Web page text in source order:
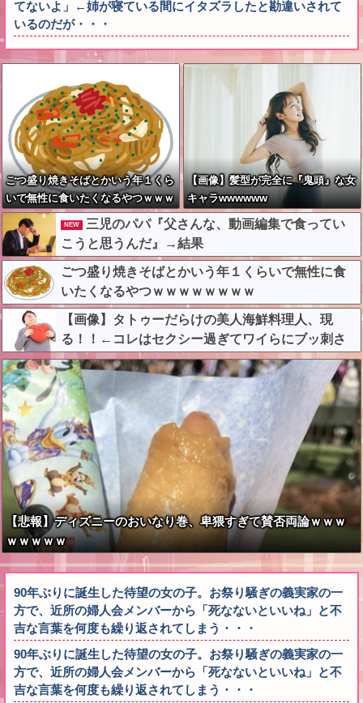
てないよ」←姉が寝ている間にイタズラしたと勘違いされて
いるのだが・・・
ごつ盛り焼きそばとかいう年１くら
いで無性に食いたくなるやつｗｗｗ
ｗｗｗｗｗ
【画像】髪型が完全に『鬼頭』な女
キャラwwwwww
NEW
三児のパパ『父さんな、動画編集で食ってい
こうと思うんだ』→結果
ごつ盛り焼きそばとかいう年１くらいで無性に食
いたくなるやつｗｗｗｗｗｗｗｗ
【画像】タトゥーだらけの美人海鮮料理人、現
る！！←コレはセクシー過ぎてワイらにブッ刺さ
りまくりw w w w w w w w w
【悲報】ディズニーのおいなり巻、卑猥すぎて賛否両論ｗｗｗ
ｗｗｗｗｗ
90年ぶりに誕生した待望の女の子。お祭り騒ぎの義実家の一
方で、近所の婦人会メンバーから「死なないといいね」と不
吉な言葉を何度も繰り返されてしまう・・・
90年ぶりに誕生した待望の女の子。お祭り騒ぎの義実家の一
方で、近所の婦人会メンバーから「死なないといいね」と不
吉な言葉を何度も繰り返されてしまう・・・